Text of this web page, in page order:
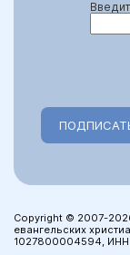
Copyright © 2007-
евангельских
1027800004594,